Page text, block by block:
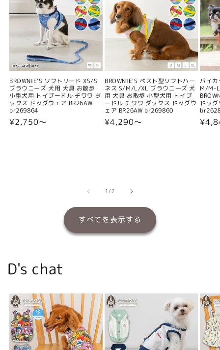
BROWNIE'S ソフトリード XS/S
ブラウニーズ 犬用 犬具 お散歩
小型犬用 トイプードル チワワ ダ
ックス ドッグウェア BR26AW
br269864
通
¥2,750〜
BROWNIE'S ベスト型ソフトハー
ネス S/M/L/XL ブラウニーズ 犬
用 犬具 お散歩 小型犬用 トイプ
ードル チワワ ダックス ドッグウ
ェア BR26AW br269860
通
¥4,290〜
バイ
M/M-
ドッ
通
1/の
7
すべてを表示する
D's chat